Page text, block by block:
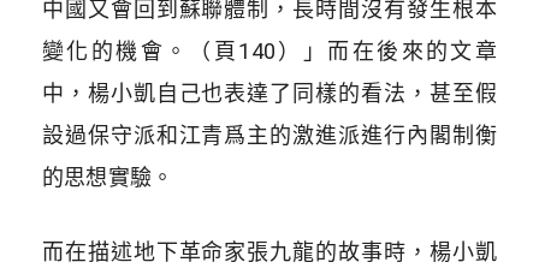
中國又會回到蘇聯體制，長時間沒有發生根本
變化的機會。（頁140）」而在後來的文章
中，楊小凱自己也表達了同樣的看法，甚至假
設過保守派和江青爲主的激進派進行內閣制衡
的思想實驗。
而在描述地下革命家張九龍的故事時，楊小凱